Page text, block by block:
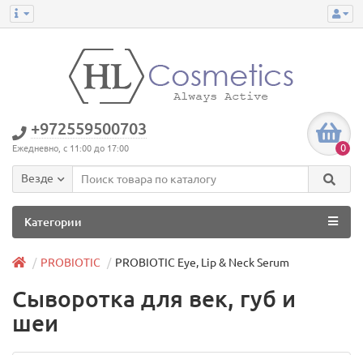
+972559500703
Ежедневно, с 11:00 до 17:00 0
Везде
Категории
PROBIOTIC PROBIOTIC Eye, Lip & Neck Serum
Сыворотка для век, губ и
шеи